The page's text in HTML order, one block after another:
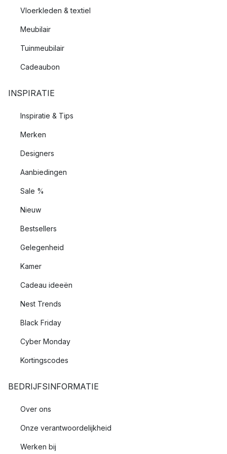
Vloerkleden & textiel
Meubilair
Tuinmeubilair
Cadeaubon
INSPIRATIE
Inspiratie & Tips
Merken
Designers
Aanbiedingen
Sale %
Nieuw
Bestsellers
Gelegenheid
Kamer
Cadeau ideeën
Nest Trends
Black Friday
Cyber Monday
Kortingscodes
BEDRIJFSINFORMATIE
Over ons
Onze verantwoordelijkheid
Werken bij